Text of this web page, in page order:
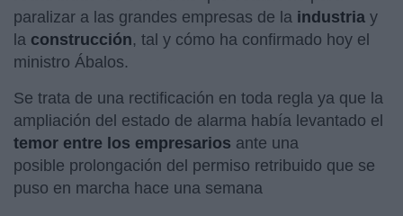
paralizar a las grandes empresas de la industria y
la construcción, tal y cómo ha confirmado hoy el
ministro Ábalos.
Se trata de una rectificación en toda regla ya que la
ampliación del estado de alarma había levantado el
temor entre los empresarios ante una
posible prolongación del permiso retribuido que se
puso en marcha hace una semana